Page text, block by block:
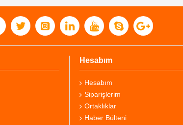
Hesabım
Hesabım
Siparişlerim
Ortaklıklar
Haber Bülteni